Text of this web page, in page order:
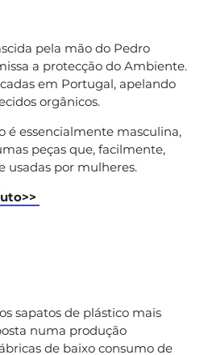
pela mão do Pedro
a protecção do Ambiente.
em Portugal, apelando
orgânicos.
é essencialmente masculina,
peças que, facilmente,
usadas por mulheres.
sapatos de plástico mais
numa produção
de baixo consumo de